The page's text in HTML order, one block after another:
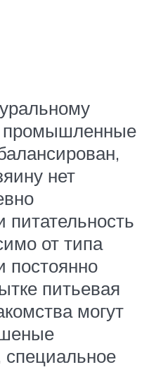
промышленные
нет
питательность
от типа
постоянно
питьевая
могут
специальное